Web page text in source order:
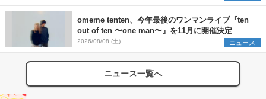
omeme tenten、今年最後のワンマンライブ『ten
out of ten 〜one man〜』を11月に開催決定
2026/08/08 (土) ニュース
ニュース一覧へ